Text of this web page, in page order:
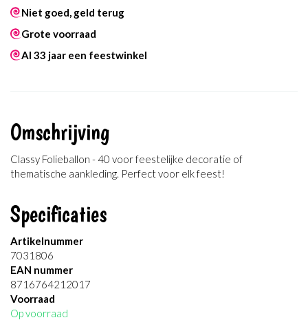
Niet goed, geld terug
Grote voorraad
Al 33 jaar een feestwinkel
Omschrijving
Classy Folieballon - 40 voor feestelijke decoratie of
thematische aankleding. Perfect voor elk feest!
Specificaties
Artikelnummer
7031806
EAN nummer
8716764212017
Voorraad
Op voorraad